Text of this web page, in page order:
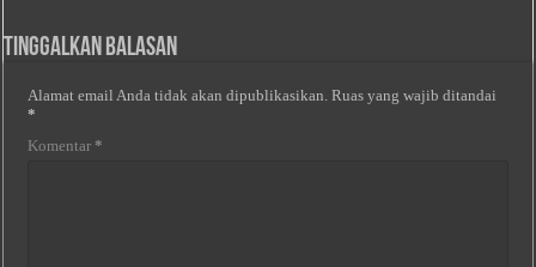
Tinggalkan Balasan
Alamat email Anda tidak akan dipublikasikan. Ruas yang wajib ditandai
*
Komentar *